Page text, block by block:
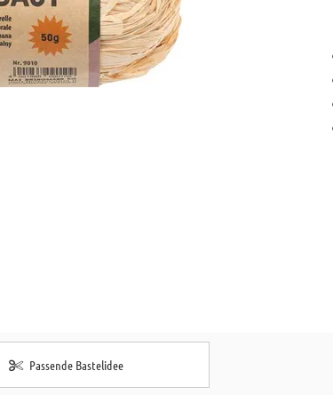
Passende Bastelidee